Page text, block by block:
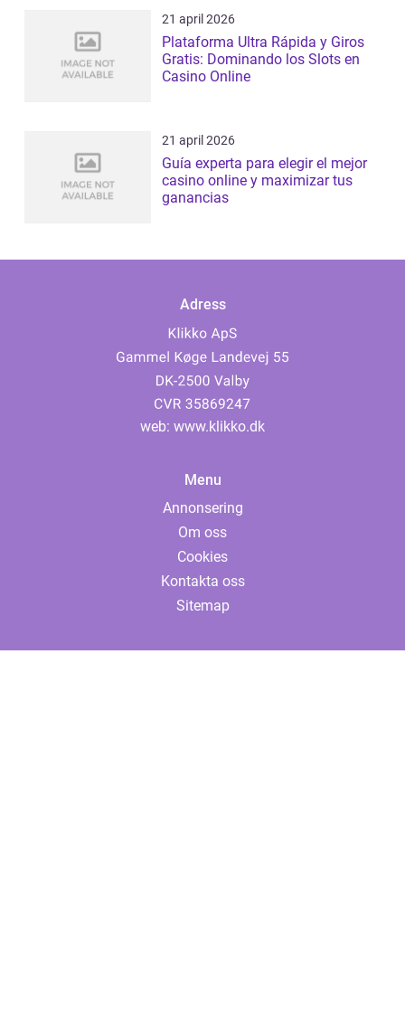
21 april 2026
Plataforma Ultra Rápida y Giros
Gratis: Dominando los Slots en
Casino Online
21 april 2026
Guía experta para elegir el mejor
casino online y maximizar tus
ganancias
Adress
web: www.klikko.dk
Menu
Annonsering
Om oss
Cookies
Kontakta oss
Sitemap